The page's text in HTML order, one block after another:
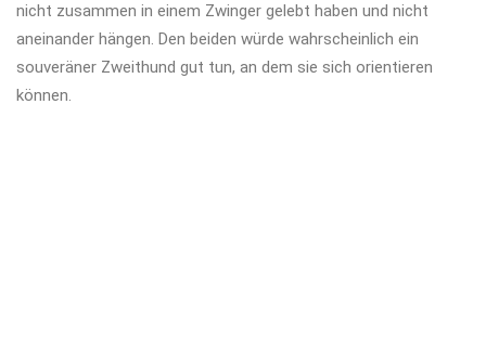
nicht zusammen in einem Zwinger gelebt haben und nicht
aneinander hängen. Den beiden würde wahrscheinlich ein
souveräner Zweithund gut tun, an dem sie sich orientieren
können.